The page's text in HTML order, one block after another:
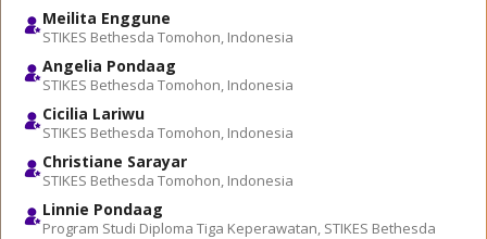
Meilita Enggune
STIKES Bethesda Tomohon, Indonesia
Angelia Pondaag
STIKES Bethesda Tomohon, Indonesia
Cicilia Lariwu
STIKES Bethesda Tomohon, Indonesia
Christiane Sarayar
STIKES Bethesda Tomohon, Indonesia
Linnie Pondaag
Program Studi Diploma Tiga Keperawatan, STIKES Bethesda